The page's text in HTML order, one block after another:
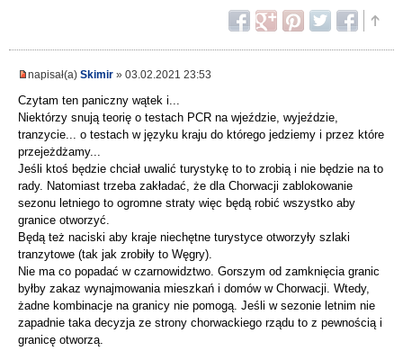
napisał(a) Skimir » 03.02.2021 23:53
Czytam ten paniczny wątek i...
Niektórzy snują teorię o testach PCR na wjeździe, wyjeździe,
tranzycie... o testach w języku kraju do którego jedziemy i przez które
przejeżdżamy...
Jeśli ktoś będzie chciał uwalić turystykę to to zrobią i nie będzie na to
rady. Natomiast trzeba zakładać, że dla Chorwacji zablokowanie
sezonu letniego to ogromne straty więc będą robić wszystko aby
granice otworzyć.
Będą też naciski aby kraje niechętne turystyce otworzyły szlaki
tranzytowe (tak jak zrobiły to Węgry).
Nie ma co popadać w czarnowidztwo. Gorszym od zamknięcia granic
byłby zakaz wynajmowania mieszkań i domów w Chorwacji. Wtedy,
żadne kombinacje na granicy nie pomogą. Jeśli w sezonie letnim nie
zapadnie taka decyzja ze strony chorwackiego rządu to z pewnością i
granicę otworzą.